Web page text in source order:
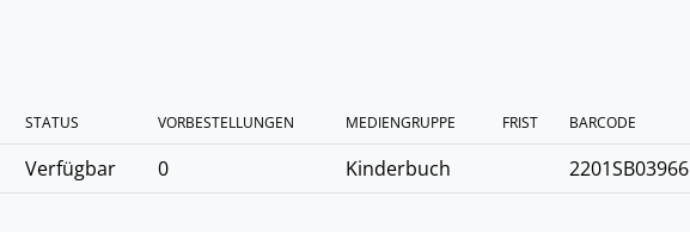
STATUS VORBESTELLUNGEN MEDIENGRUPPE FRIST BARCODE
Verfügbar 0 Kinderbuch 2201SB03966